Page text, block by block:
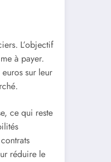
L’objectif
à payer.
sur leur
ce qui reste
réduire le